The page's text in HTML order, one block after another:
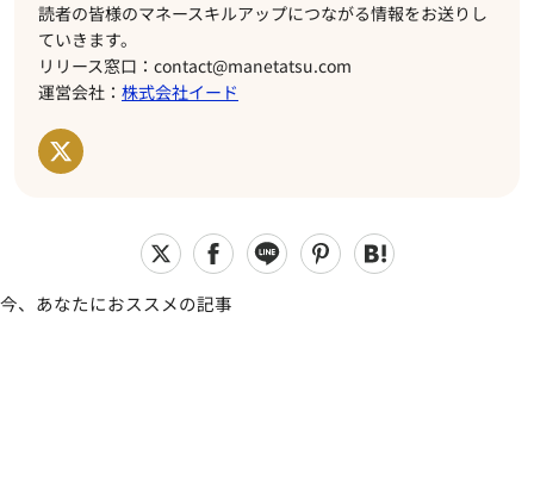
読者の皆様のマネースキルアップにつながる情報をお送りし
ていきます。
リリース窓口：contact@manetatsu.com
運営会社： 株式会社イード
今、あなたにおススメの記事